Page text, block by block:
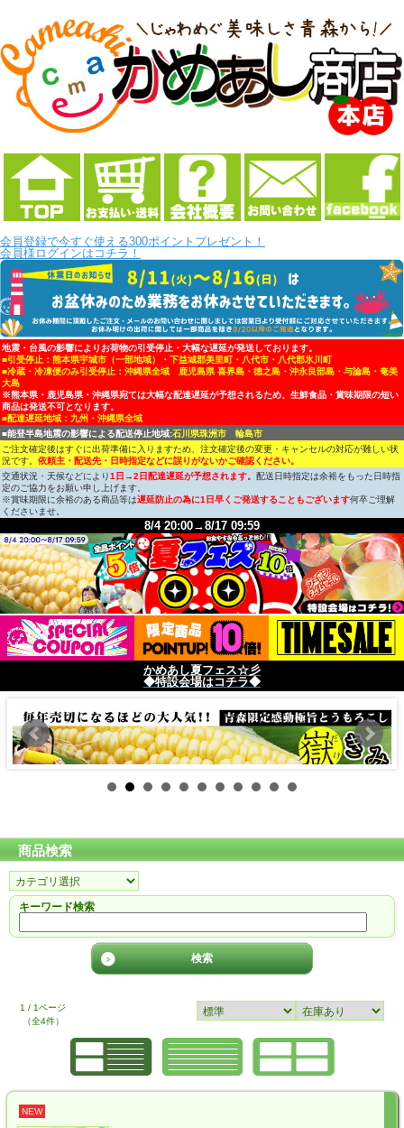
会員登録で今すぐ使える300ポイントプレゼント！
会員様ログインはコチラ！
地震・台風の影響によりお荷物の引受停止・大幅な遅延が発送しております。
■引受停止：熊本県宇城市（一部地域）・下益城郡美里町・八代市・八代郡氷川町
■冷蔵・冷凍便のみ引受停止：沖縄県全域 鹿児島県 喜界島・徳之島・沖永良部島・与論島・奄美
大島
※熊本県・鹿児島県・沖縄県宛ては大幅な配達遅延が予想されるため、生鮮食品・賞味期限の短い
商品は発送不可となります。
■配達遅延地域：九州・沖縄県全域
■能登半島地震の影響による配送停止地域:石川県珠洲市 輪島市
ご注文確定後はすぐに出荷準備に入りますため、注文確定後の変更・キャンセルの対応が難しい状
況です。 依頼主・配送先・日時指定などに誤りがないかご確認ください。
交通状況・天候などにより1日→2日配達遅延が予想されます。 配送日時指定は余裕をもった日時指
定のご協力をお願い申し上げます。
※賞味期限に余裕のある商品等は遅延防止の為に1日早くご発送することもございます何卒ご理解
くださいませ。
8/4 20:00→8/17 09:59
かめあし夏フェス☆彡
◆特設会場はコチラ◆
商品検索
キーワード検索
1 / 1ページ
（全4件）
NEW